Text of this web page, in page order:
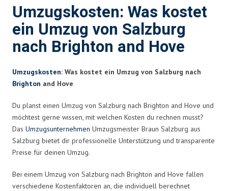
Umzugskosten: Was kostet
ein Umzug von Salzburg
nach Brighton and Hove
Umzugskosten: Was kostet ein Umzug von Salzburg nach
Brighton and Hove
Du planst einen Umzug von Salzburg nach Brighton and Hove und
möchtest gerne wissen, mit welchen Kosten du rechnen musst?
Das Umzugsunternehmen Umzugsmeister Braun Salzburg aus
Salzburg bietet dir professionelle Unterstützung und transparente
Preise für deinen Umzug.
Bei einem Umzug von Salzburg nach Brighton and Hove fallen
verschiedene Kostenfaktoren an, die individuell berechnet